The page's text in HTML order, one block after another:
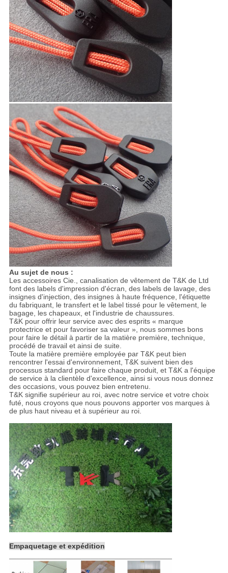
Au sujet de nous :
Les accessoires Cie., canalisation de vêtement de T&K de Ltd
font des labels d'impression d'écran, des labels de lavage, des
insignes d'injection, des insignes à haute fréquence, l'étiquette
du fabriquant, le transfert et le label tissé pour le vêtement, le
bagage, les chapeaux, et l'industrie de chaussures.
T&K pour offrir leur service avec des esprits « marque
protectrice et pour favoriser sa valeur », nous sommes bons
pour faire le détail à partir de la matière première, technique,
procédé de travail et ainsi de suite.
Toute la matière première employée par T&K peut bien
rencontrer l'essai d'environnement, T&K suivent bien des
processus standard pour faire chaque produit, et T&K a l'équipe
de service à la clientèle d'excellence, ainsi si vous nous donnez
des occasions, vous pouvez bien entretenu.
T&K signifie supérieur au roi, avec notre service et votre choix
futé, nous croyons que nous pouvons apporter vos marques à
de plus haut niveau et à supérieur au roi.
Empaquetage et expédition